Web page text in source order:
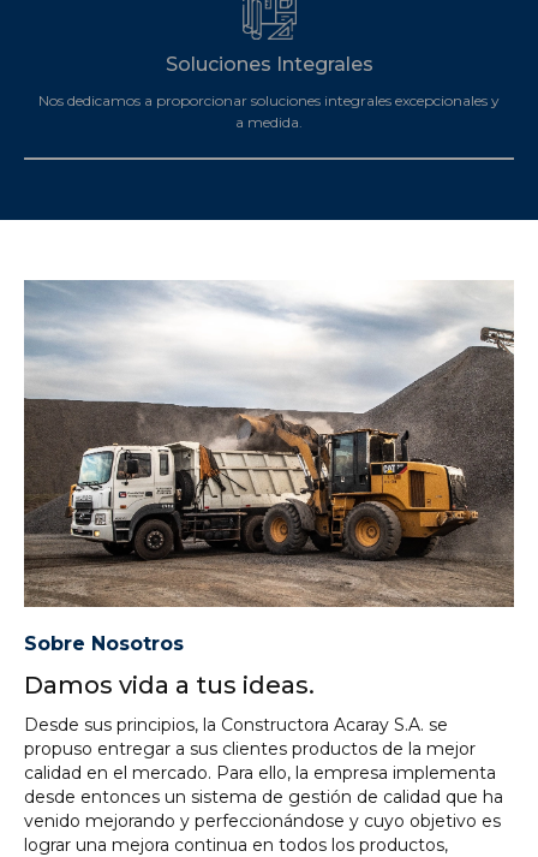
Soluciones Integrales
Nos dedicamos a proporcionar soluciones integrales excepcionales y
a medida.
Sobre Nosotros
Damos vida a tus ideas.
Desde sus principios, la Constructora Acaray S.A. se
propuso entregar a sus clientes productos de la mejor
calidad en el mercado. Para ello, la empresa implementa
desde entonces un sistema de gestión de calidad que ha
venido mejorando y perfeccionándose y cuyo objetivo es
lograr una mejora continua en todos los productos,